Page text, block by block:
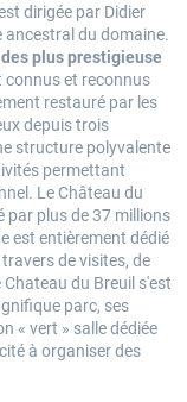
dirigée par Didier
ancestral du domaine.
plus prestigieuse
connus et reconnus
restauré par les
depuis trois
structure polyvalente
permettant
Le Château du
par plus de 37 millions
est entièrement dédié
de visites, de
du Breuil s'est
parc, ses
« vert » salle dédiée
à organiser des